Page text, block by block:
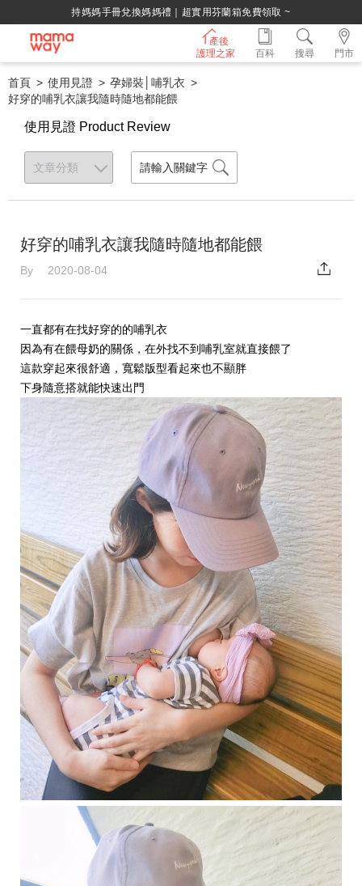
持媽媽手冊兌換媽媽禮｜超實用芬蘭箱免費領取 ~
產後
護理之家
門市
百科 搜尋
首頁 使用見證
孕婦裝│哺乳衣
好穿的哺乳衣讓我隨時隨地都能餵
使用見證 Product Review
好穿的哺乳衣讓我隨時隨地都能餵
By 2020-08-04
一直都有在找好穿的的哺乳衣
因為有在餵母奶的關係，在外找不到哺乳室就直接餵了
這款穿起來很舒適，寬鬆版型看起來也不顯胖
下身隨意搭就能快速出門